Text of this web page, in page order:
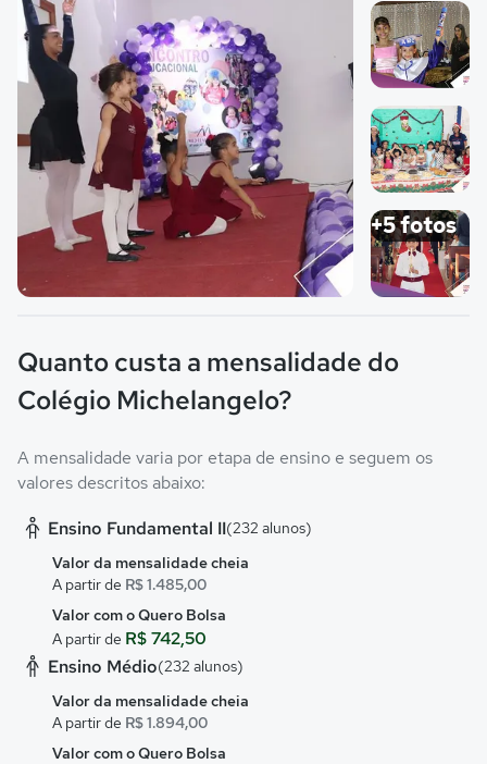
Imagem 1
Imagem 2
Imagem 3
+5 fotos
Quanto custa a mensalidade do
Colégio Michelangelo?
A mensalidade varia por etapa de ensino e seguem os
valores descritos abaixo:
Ensino Fundamental II(232 alunos)
Valor da mensalidade cheia
A partir de R$ 1.485,00
Valor com o Quero Bolsa
A partir de R$ 742,50
Ensino Médio(232 alunos)
Valor da mensalidade cheia
A partir de R$ 1.894,00
Valor com o Quero Bolsa